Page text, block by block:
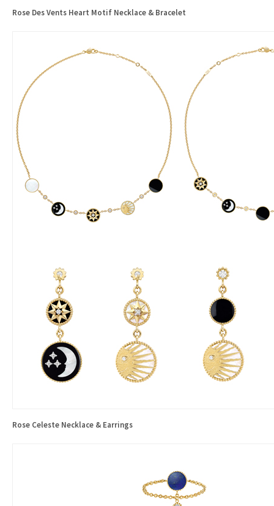
Rose Des Vents Heart Motif Necklace & Bracelet
Rose Celeste Necklace & Earrings